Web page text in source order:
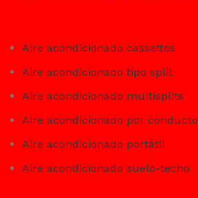
Aire acondicionado cassettes
Aire acondicionado tipo split
Aire acondicionado multisplits
Aire acondicionado por conducto
Aire acondicionado portátil
Aire acondicionado suelo-techo